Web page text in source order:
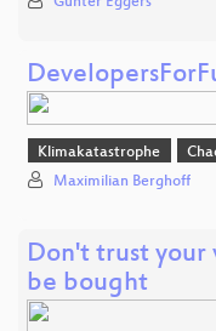
Klimakatastrophe
Maximilian Berghoff
Don't trust your
be bought